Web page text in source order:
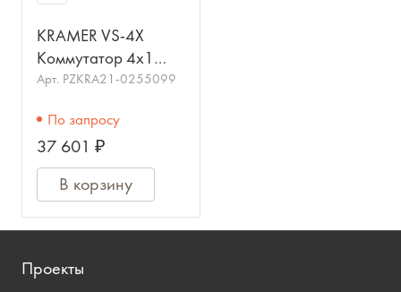
KRAMER VS-4X
Коммутатор 4x1
стерео аудио
балансный сигнал,
разъемы XLR
Арт. PZKRA21-0255099
По запросу
37 601 ₽
В корзину
Проекты